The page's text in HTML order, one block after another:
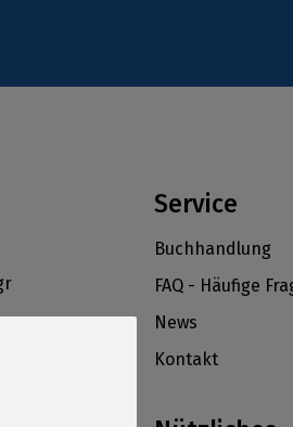
Service
Buchhandlung
FAQ - Häufige
News
Kontakt